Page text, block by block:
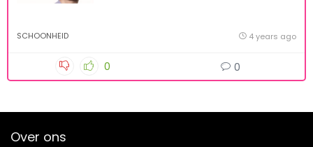
SCHOONHEID 4 years ago
0 0
Over ons